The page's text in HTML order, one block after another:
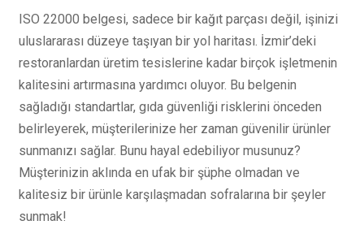
ISO 22000 belgesi, sadece bir kağıt parçası değil, işinizi
uluslararası düzeye taşıyan bir yol haritası. İzmir’deki
restoranlardan üretim tesislerine kadar birçok işletmenin
kalitesini artırmasına yardımcı oluyor. Bu belgenin
sağladığı standartlar, gıda güvenliği risklerini önceden
belirleyerek, müşterilerinize her zaman güvenilir ürünler
sunmanızı sağlar. Bunu hayal edebiliyor musunuz?
Müşterinizin aklında en ufak bir şüphe olmadan ve
kalitesiz bir ürünle karşılaşmadan sofralarına bir şeyler
sunmak!